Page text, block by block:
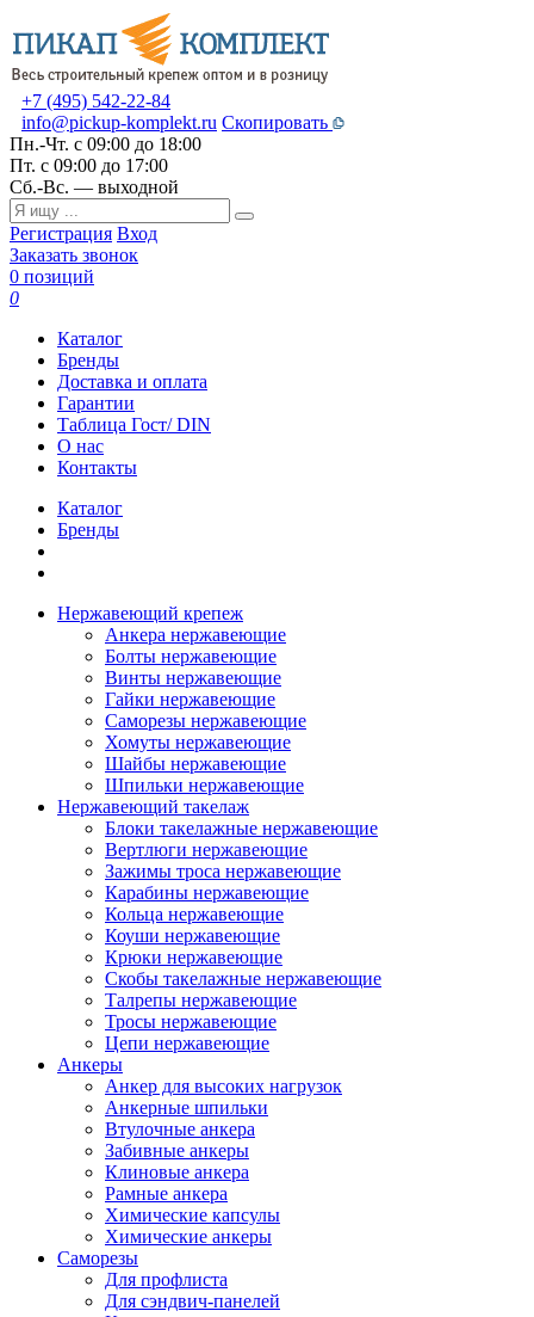
+7 (495) 542-22-84
info@pickup-komplekt.ru Скопировать
Пн.-Чт. с 09:00 до 18:00
Пт. с 09:00 до 17:00
Сб.-Вс. — выходной
Регистрация Вход
Заказать звонок
0 позиций
0
Каталог
Бренды
Доставка и оплата
Гарантии
Таблица Гост/ DIN
О нас
Контакты
Каталог
Бренды
Нержавеющий крепеж
Анкера нержавеющие
Болты нержавеющие
Винты нержавеющие
Гайки нержавеющие
Саморезы нержавеющие
Хомуты нержавеющие
Шайбы нержавеющие
Шпильки нержавеющие
Нержавеющий такелаж
Блоки такелажные нержавеющие
Вертлюги нержавеющие
Зажимы троса нержавеющие
Карабины нержавеющие
Кольца нержавеющие
Коуши нержавеющие
Крюки нержавеющие
Скобы такелажные нержавеющие
Талрепы нержавеющие
Тросы нержавеющие
Цепи нержавеющие
Анкеры
Анкер для высоких нагрузок
Анкерные шпильки
Втулочные анкера
Забивные анкеры
Клиновые анкера
Рамные анкера
Химические капсулы
Химические анкеры
Саморезы
Для профлиста
Для сэндвич-панелей